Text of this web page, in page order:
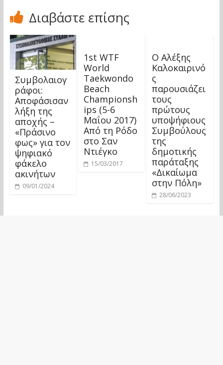
Διαβάστε επίσης
Συμβολαιογ
ράφοι:
Αποφάσισαν
λήξη της
αποχής –
«Πράσινο
φως» για τον
ψηφιακό
φάκελο
ακινήτων
09/01/2024
1st WTF
World
Taekwondo
Beach
Championsh
ips (5-6
Μαΐου 2017)
Από τη Ρόδο
στο Σαν
Ντιέγκο
15/03/2017
Ο Αλέξης
Καλοκαιρινό
ς
παρουσιάζει
τους
πρώτους
υποψήφιους
Συμβούλους
της
δημοτικής
παράταξης
«Δικαίωμα
στην Πόλη»
28/06/2023